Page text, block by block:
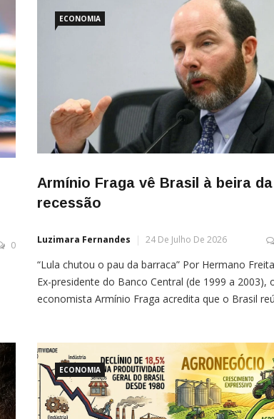
0
ECONOMIA
Armínio Fraga vê Brasil à beira da
recessão
Luzimara Fernandes 24 De Julho De 2026
“Lula chutou o pau da barraca” Por Hermano
Ex-presidente do Banco Central (de 1999 a 2003),
economista Armínio Fraga acredita que o Brasil
“chutou o pau da barraca logo de cara”. As
foram publicadas […]
ECONOMIA